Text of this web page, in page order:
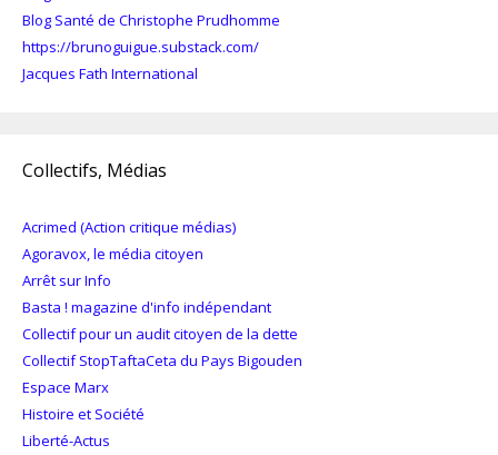
Blog Santé de Christophe Prudhomme
https://brunoguigue.substack.com/
Jacques Fath International
Collectifs, Médias
Acrimed (Action critique médias)
Agoravox, le média citoyen
Arrêt sur Info
Basta ! magazine d'info indépendant
Collectif pour un audit citoyen de la dette
Collectif StopTaftaCeta du Pays Bigouden
Espace Marx
Histoire et Société
Liberté-Actus